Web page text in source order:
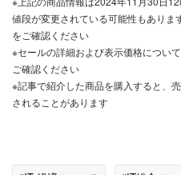
値段が変更されている可能性もありま
をご確認ください
※セールの詳細および表示価格につい
ご確認ください
※記事で紹介した商品を購入すると、
されることがあります